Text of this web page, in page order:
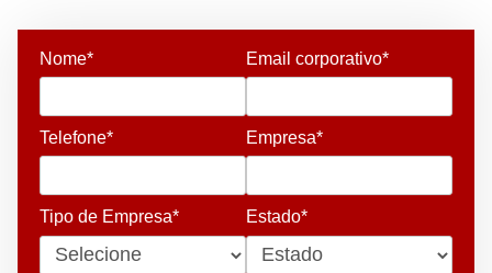
Nome* Email corporativo*
Telefone* Empresa*
Tipo de Empresa* Estado*